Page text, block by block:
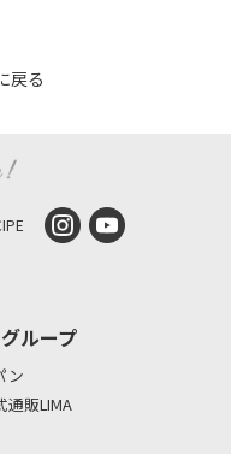
戻る
ループ
ン
通販LIMA